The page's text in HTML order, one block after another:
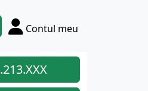
Contul meu